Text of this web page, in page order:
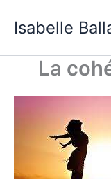
Isabelle
La